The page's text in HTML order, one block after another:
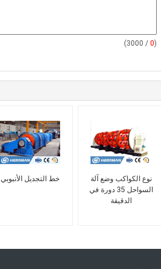
(
0
/ 3000)
خط التجديل الأنبوبي
نوع الكواكب وضع آلة
السواحل 35 دورة في
الدقيقة